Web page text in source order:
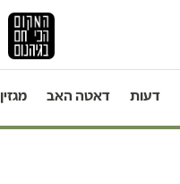
דעות דאטה האב מגזין